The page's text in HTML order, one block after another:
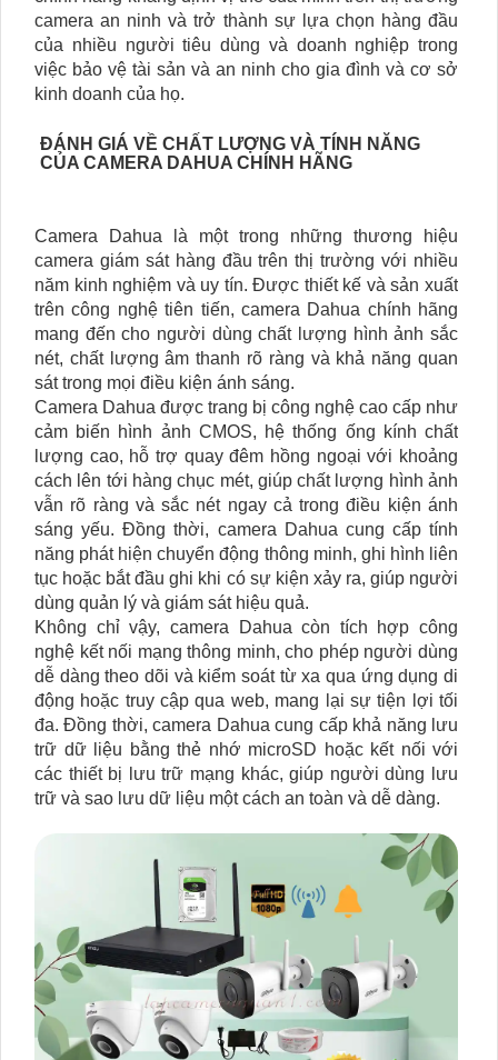
camera an ninh và trở thành sự lựa chọn hàng đầu
của nhiều người tiêu dùng và doanh nghiệp trong
việc bảo vệ tài sản và an ninh cho gia đình và cơ sở
kinh doanh của họ.
ĐÁNH GIÁ VỀ CHẤT LƯỢNG VÀ TÍNH NĂNG
CỦA CAMERA DAHUA CHÍNH HÃNG
Camera Dahua là một trong những thương hiệu
camera giám sát hàng đầu trên thị trường với nhiều
năm kinh nghiệm và uy tín. Được thiết kế và sản xuất
trên công nghệ tiên tiến, camera Dahua chính hãng
mang đến cho người dùng chất lượng hình ảnh sắc
nét, chất lượng âm thanh rõ ràng và khả năng quan
sát trong mọi điều kiện ánh sáng.
Camera Dahua được trang bị công nghệ cao cấp như
cảm biến hình ảnh CMOS, hệ thống ống kính chất
lượng cao, hỗ trợ quay đêm hồng ngoại với khoảng
cách lên tới hàng chục mét, giúp chất lượng hình ảnh
vẫn rõ ràng và sắc nét ngay cả trong điều kiện ánh
sáng yếu. Đồng thời, camera Dahua cung cấp tính
năng phát hiện chuyển động thông minh, ghi hình liên
tục hoặc bắt đầu ghi khi có sự kiện xảy ra, giúp người
dùng quản lý và giám sát hiệu quả.
Không chỉ vậy, camera Dahua còn tích hợp công
nghệ kết nối mạng thông minh, cho phép người dùng
dễ dàng theo dõi và kiểm soát từ xa qua ứng dụng di
động hoặc truy cập qua web, mang lại sự tiện lợi tối
đa. Đồng thời, camera Dahua cung cấp khả năng lưu
trữ dữ liệu bằng thẻ nhớ microSD hoặc kết nối với
các thiết bị lưu trữ mạng khác, giúp người dùng lưu
trữ và sao lưu dữ liệu một cách an toàn và dễ dàng.